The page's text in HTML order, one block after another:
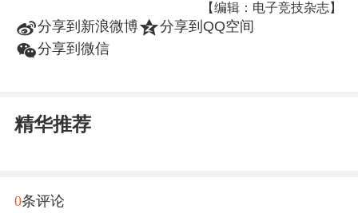
【编辑：电子竞技杂志】
t分享到新浪微博z分享到QQ空间
w分享到微信
精华推荐
0条评论